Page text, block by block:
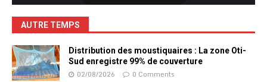
AUTRE TEMPS
Distribution des moustiquaires : La zone Oti-
Sud enregistre 99% de couverture
02/08/2026 0 Comments